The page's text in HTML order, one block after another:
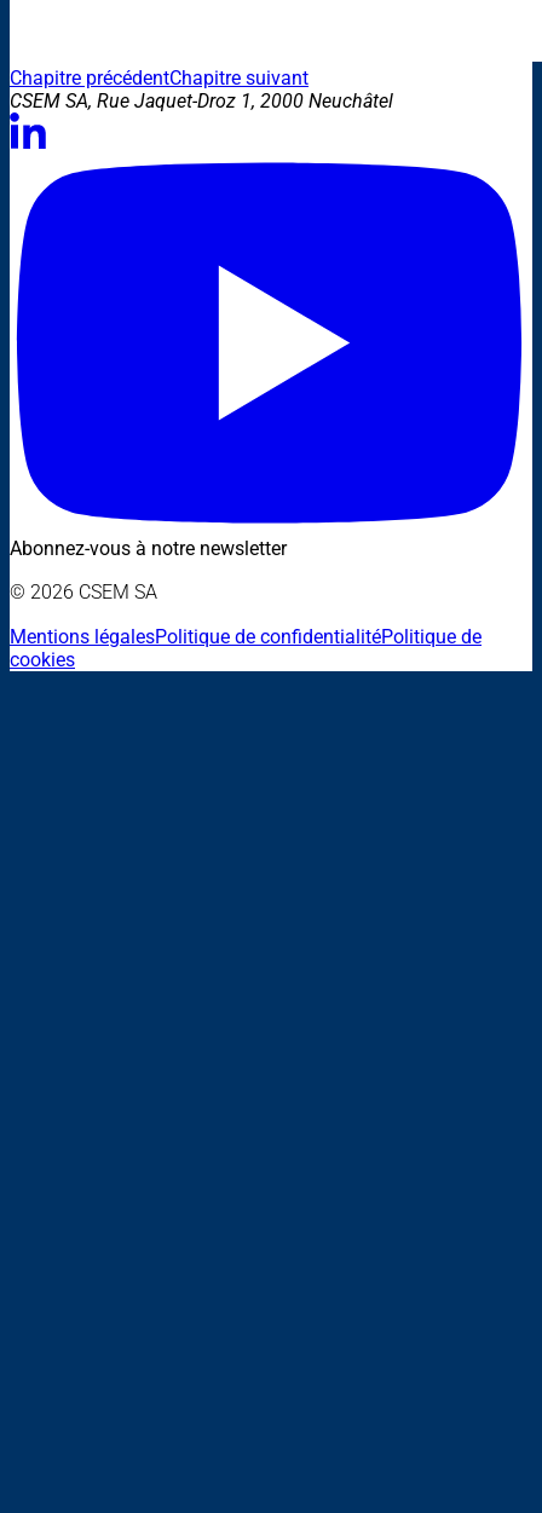
Chapitre précédentChapitre suivant
CSEM SA, Rue Jaquet-Droz 1, 2000 Neuchâtel
Abonnez-vous à notre newsletter
© 2026 CSEM SA
Mentions légalesPolitique de confidentialitéPolitique de
cookies